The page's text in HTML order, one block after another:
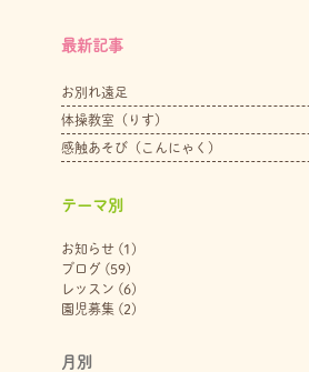
最新記事
お別れ遠足
体操教室（りす）
感触あそび（こんにゃく）
テーマ別
お知らせ(1)
ブログ(59)
レッスン (6)
園児募集 (2)
月別